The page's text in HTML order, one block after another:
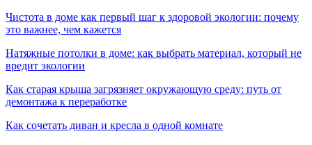
Чистота в доме как первый шаг к здоровой экологии: почему
это важнее, чем кажется
Натяжные потолки в доме: как выбрать материал, который не
вредит экологии
Как старая крыша загрязняет окружающую среду: путь от
демонтажа к переработке
Как сочетать диван и кресла в одной комнате